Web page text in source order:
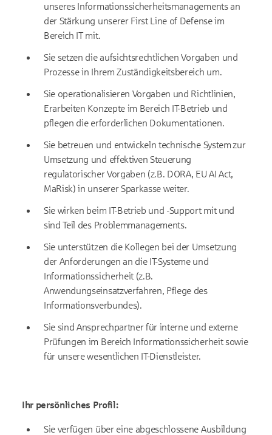
unseres Informationssicherheitsmanagements an
der Stärkung unserer First Line of Defense im
Bereich IT mit.
Sie setzen die aufsichtsrechtlichen Vorgaben und
Prozesse in Ihrem Zuständigkeitsbereich um.
Sie operationalisieren Vorgaben und Richtlinien,
Erarbeiten Konzepte im Bereich IT-Betrieb und
pflegen die erforderlichen Dokumentationen.
Sie betreuen und entwickeln technische System zur
Umsetzung und effektiven Steuerung
regulatorischer Vorgaben (z.B. DORA, EU AI Act,
MaRisk) in unserer Sparkasse weiter.
Sie wirken beim IT-Betrieb und -Support mit und
sind Teil des Problemmanagements.
Sie unterstützen die Kollegen bei der Umsetzung
der Anforderungen an die IT-Systeme und
Informationssicherheit (z.B.
Anwendungseinsatzverfahren, Pflege des
Informationsverbundes).
Sie sind Ansprechpartner für interne und externe
Prüfungen im Bereich Informationssicherheit sowie
für unsere wesentlichen IT-Dienstleister.
Ihr persönliches Profil:
Sie verfügen über eine abgeschlossene Ausbildung